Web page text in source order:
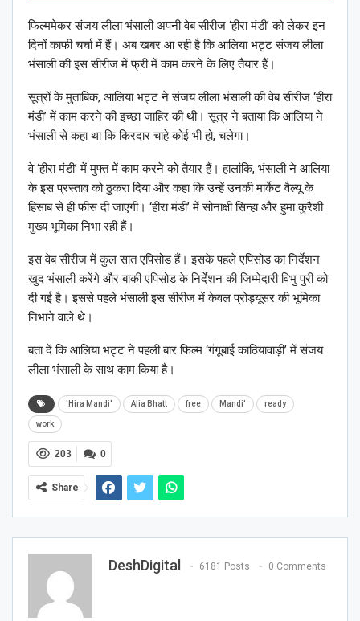
फिल्ममेकर संजय लीला भंसाली अपनी वेब सीरीज ‘हीरा मंडी’ को लेकर इन
दिनों काफी चर्चा में हैं। अब खबर आ रही है कि आलिया भट्ट संजय लीला
भंसाली की इस सीरीज में फ्री में काम करने के लिए तैयार हैं।
सूत्रों के मुताबिक, आलिया भट्ट ने संजय लीला भंसाली की वेब सीरीज ‘हीरा
मंडी’ में काम करने की इच्छा जाहिर की थी। सूत्र ने बताया कि आलिया ने
भंसाली से कहा था कि किरदार चाहे कोई भी हो, चलेगा।
वे ‘हीरा मंडी’ में मुफ्त में काम करने को तैयार हैं। हालांकि, भंसाली ने आलिया
के इस प्रस्ताव को ठुकरा दिया और कहा कि उन्हें उनकी मार्केट वैल्यू के
हिसाब से ही फीस दी जाएगी। ‘हीरा मंडी’ में सोनाक्षी सिन्हा और हुमा कुरैशी
मुख्य भूमिका निभा रही हैं।
इस वेब सीरीज में कुल सात एपिसोड हैं। इसके पहले एपिसोड का निर्देशन
खुद भंसाली करेंगे और बाकी एपिसोड के निर्देशन की जिम्मेदारी विभु पुरी को
दी गई है। इससे पहले भंसाली इस सीरीज में केवल प्रोड्यूसर की भूमिका
निभाने वाले थे।
बता दें कि आलिया भट्ट ने पहली बार फिल्म ‘गंगूबाई काठियावाड़ी’ में संजय
लीला भंसाली के साथ काम किया है।
'Hira Mandi' Alia Bhatt free Mandi' ready
work
0
203
Share
DeshDigital 6181 Posts 0 Comments